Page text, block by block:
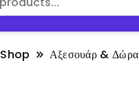
Shop Αξεσουάρ & Δώρα